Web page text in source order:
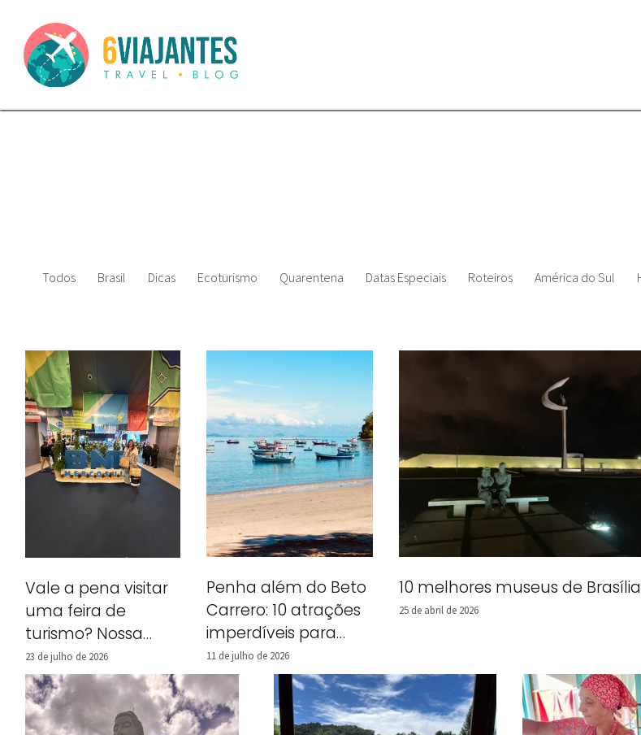
Todos Brasil Dicas Ecoturismo Quarentena Datas Especiais Roteiros América do Sul
Vale a pena visitar
uma feira de
turismo? Nossa
experiência na BNT
Mercosul
23 de julho de 2026
Penha além do Beto
Carrero: 10 atrações
imperdíveis para
incluir no seu roteiro
11 de julho de 2026
10 melhores museus de Brasília
25 de abril de 2026